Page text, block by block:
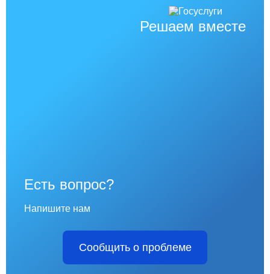
Решаем вместе
Есть вопрос?
Напишите нам
Сообщить о проблеме